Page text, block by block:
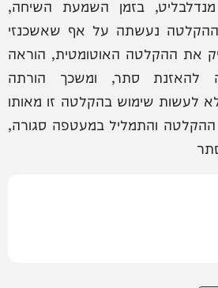
בזמן השמעת השיחה,
נעשתה על אף שאשכנזי
את ההקלטה האוטומטית, הוראה
סתר, ומשכך הורתה
לעשות שימוש בהקלטה זו מאותו
ההקלטה והתמליל במעטפה סגורה,